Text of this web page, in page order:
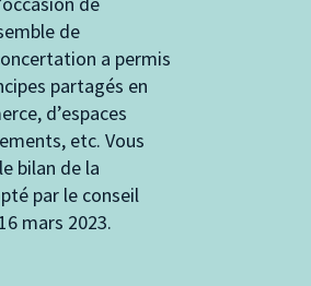
de
a permis
partagés en
d’espaces
etc. Vous
bilan de la
par le conseil
mars 2023.